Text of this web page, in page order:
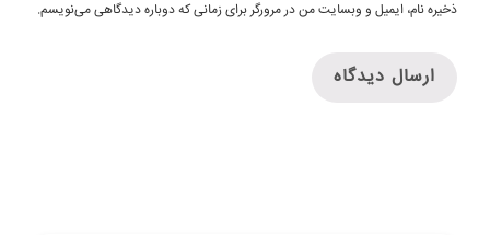
ذخیره نام، ایمیل و وبسایت من در مرورگر برای زمانی که دوباره دیدگاهی می‌نویسم.